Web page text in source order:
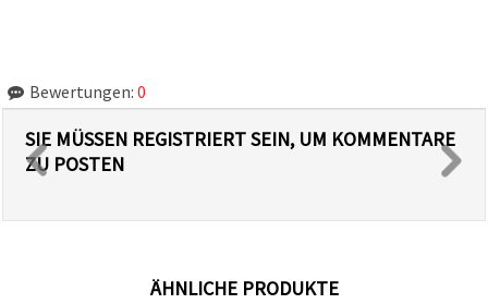
Bewertungen: 0
SIE MÜSSEN REGISTRIERT SEIN, UM KOMMENTARE
ZU POSTEN
ÄHNLICHE PRODUKTE